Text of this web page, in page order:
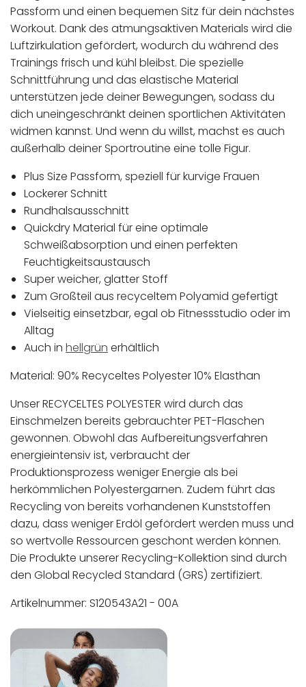
Passform und einen bequemen Sitz für dein nächstes
Workout. Dank des atmungsaktiven Materials wird die
Luftzirkulation gefördert, wodurch du während des
Trainings frisch und kühl bleibst. Die spezielle
Schnittführung und das elastische Material
unterstützen jede deiner Bewegungen, sodass du
dich uneingeschränkt deinen sportlichen Aktivitäten
widmen kannst. Und wenn du willst, machst es auch
außerhalb deiner Sportroutine eine tolle Figur.
Plus Size Passform, speziell für kurvige Frauen
Lockerer Schnitt
Rundhalsausschnitt
Quickdry Material für eine optimale
Schweißabsorption und einen perfekten
Feuchtigkeitsaustausch
Super weicher, glatter Stoff
Zum Großteil aus recyceltem Polyamid gefertigt
Vielseitig einsetzbar, egal ob Fitnessstudio oder im
Alltag
Auch in hellgrün erhältlich
Material: 90% Recyceltes Polyester 10% Elasthan
Unser RECYCELTES POLYESTER wird durch das
Einschmelzen bereits gebrauchter PET-Flaschen
gewonnen. Obwohl das Aufbereitungsverfahren
energieintensiv ist, verbraucht der
Produktionsprozess weniger Energie als bei
herkömmlichen Polyestergarnen. Zudem führt das
Recycling von bereits vorhandenen Kunststoffen
dazu, dass weniger Erdöl gefördert werden muss und
so wertvolle Ressourcen geschont werden können.
Die Produkte unserer Recycling-Kollektion sind durch
den Global Recycled Standard (GRS) zertifiziert.
Artikelnummer: S120543A21 - 00A
Maschinenwäsche bis 30°C
Nicht bleichen
Nicht bügeln
Nicht trocknergeeignet
In der EU niedergelassener verantwortlicher
Wirtschaftsakteur: